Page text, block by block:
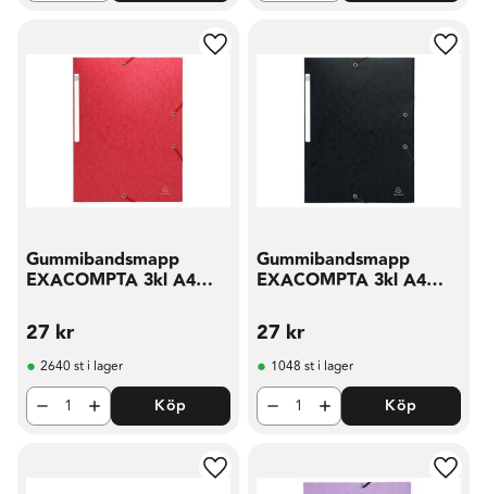
Gummibandsmapp
EXACOMPTA 3kl A4
27 kr
Lägg till i favoriter
2640 st i lager
Köp
Gummibandsmapp
EXACOMPTA 3kl A4
27 kr
1048 st i lager
Köp
Lägg till i favoriter